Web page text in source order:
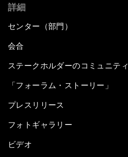
詳細
センター（部門）
会合
ステークホルダーのコミュニティ
「フォーラム・ストーリー」
プレスリリース
フォトギャラリー
ビデオ